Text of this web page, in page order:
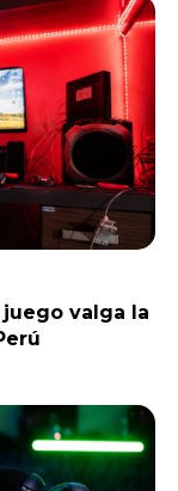
valga la